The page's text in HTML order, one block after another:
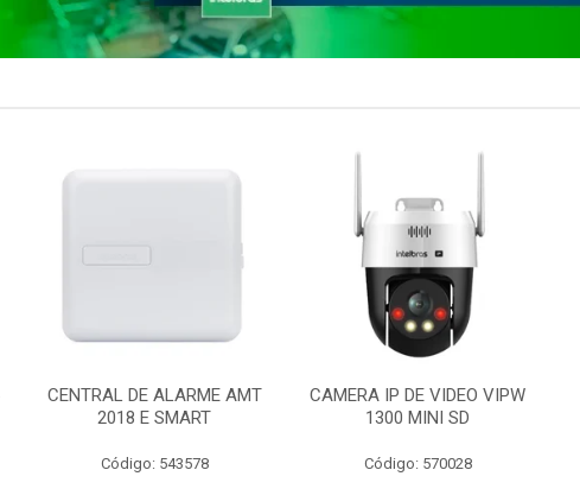
CENTRAL DE ALARME AMT
2018 E SMART
Código: 543578
CAMERA IP DE VIDEO VIPW
1300 MINI SD
Código: 570028